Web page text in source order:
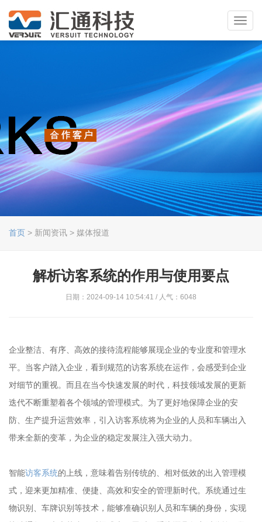
首页 > 新闻资讯 > 媒体报道
解析访客系统的作用与使用要点
日期：2024-09-14 10:54:41 / 人气：6048
企业整洁、有序、高效的接待流程能够展现企业的专业度和管理水
平。当客户踏入企业，看到规范的访客系统在运作，会感受到企业
对细节的重视。而且在当今快速发展的时代，科技领域发展的更新
迭代不断重塑着各个领域的管理模式。为了更好地保障企业的安
防、生产提升运营效率，引入访客系统将为企业的人员和车辆出入
带来全新的变革，为企业的稳定发展注入强大动力。
智能访客系统的上线，意味着告别传统的、相对低效的出入管理模
式，迎来更加精准、便捷、高效和安全的管理新时代。系统通过生
物识别、车牌识别等技术，能够准确识别人员和车辆的身份，实现